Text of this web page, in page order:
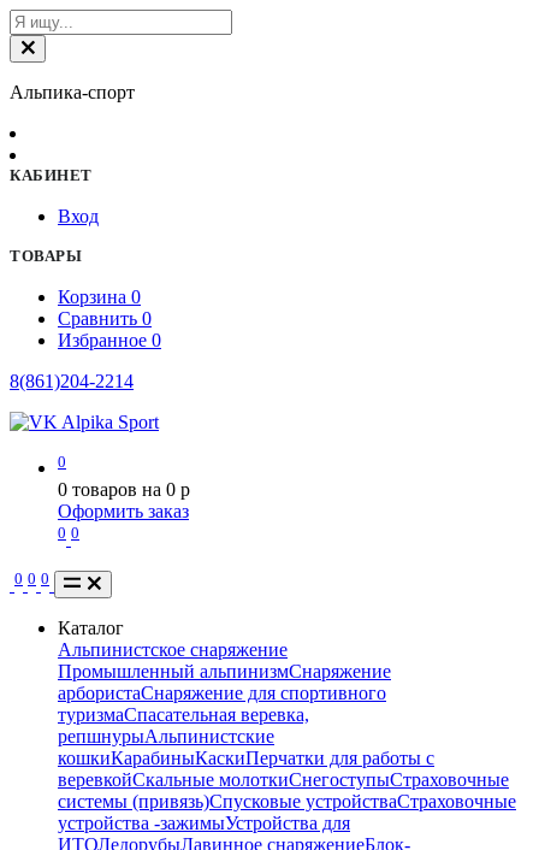
Альпика-спорт
КАБИНЕТ
Вход
ТОВАРЫ
Корзина 0
Сравнить 0
Избранное 0
8(861)204-2214
0
0 товаров на 0 p
Оформить заказ
0 0
0 0 0
Каталог
Альпинистское снаряжение
Промышленный альпинизмСнаряжение
арбористаСнаряжение для спортивного
туризмаСпасательная веревка,
репшнурыАльпинистские
кошкиКарабиныКаскиПерчатки для работы с
веревкойСкальные молоткиСнегоступыСтраховочные
системы (привязь)Спусковые устройстваСтраховочные
устройства -зажимыУстройства для
ИТОЛедорубыЛавинное снаряжениеБлок-